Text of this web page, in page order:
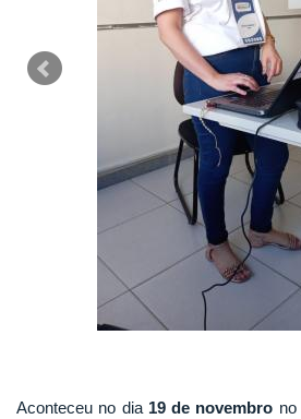
Aconteceu no dia 19 de novembro no